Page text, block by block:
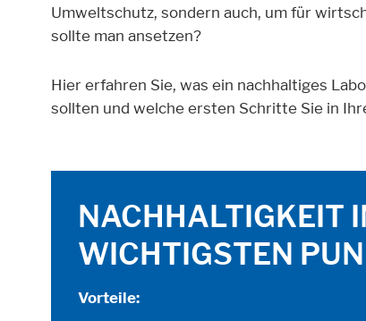
Umweltschutz, sondern auch, um für
sollte man ansetzen?
Hier erfahren Sie, was ein nachhaltiges
sollten und welche ersten Schritte Sie in
NACHHALTIGKEIT
WICHTIGSTEN
Vorteile:
Notwendig
Diese Cookies ermöglichen
Beinhaltet Ressourcen, welche